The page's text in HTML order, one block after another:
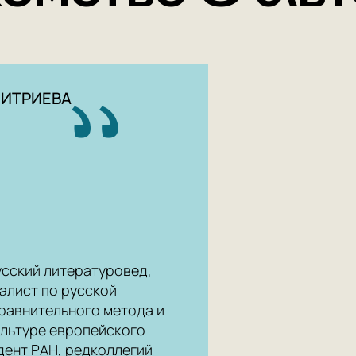
литературовед,
по русской
метода и
европейского
РАН, редколлегий